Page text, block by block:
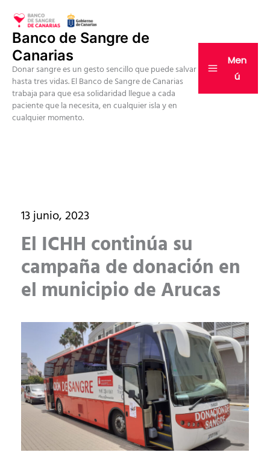
contenido
Banco de Sangre de
Canarias
Donar sangre es un gesto sencillo que puede salvar
hasta tres vidas. El Banco de Sangre de Canarias
trabaja para que esa solidaridad llegue a cada
paciente que la necesita, en cualquier isla y en
cualquier momento.
Men
ú
13 junio, 2023
El ICHH continúa su
campaña de donación en
el municipio de Arucas